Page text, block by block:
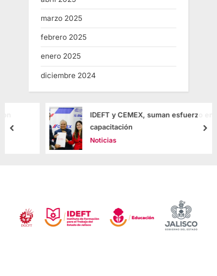
marzo 2025
febrero 2025
enero 2025
diciembre 2024
IDEFT y CEMEX, suman esfuerzo en
capacitación
Noticias